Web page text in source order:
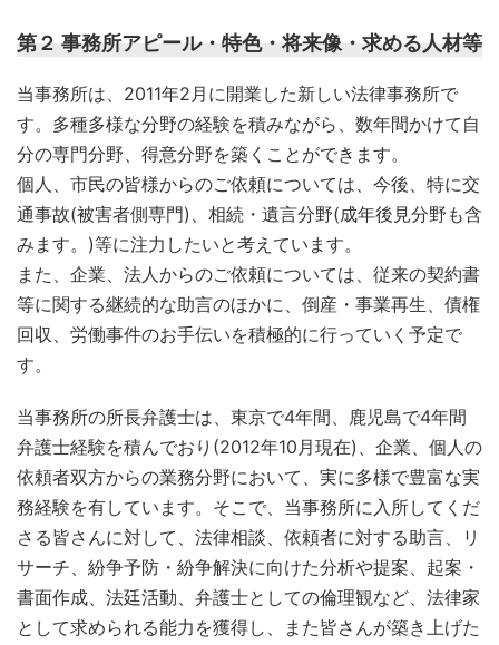
第２ 事務所アピール・特色・将来像・求める人材等
当事務所は、2011年2月に開業した新しい法律事務所で
す。多種多様な分野の経験を積みながら、数年間かけて自
分の専門分野、得意分野を築くことができます。
個人、市民の皆様からのご依頼については、今後、特に交
通事故(被害者側専門)、相続・遺言分野(成年後見分野も含
みます。)等に注力したいと考えています。
また、企業、法人からのご依頼については、従来の契約書
等に関する継続的な助言のほかに、倒産・事業再生、債権
回収、労働事件のお手伝いを積極的に行っていく予定で
す。
当事務所の所長弁護士は、東京で4年間、鹿児島で4年間
弁護士経験を積んでおり(2012年10月現在)、企業、個人の
依頼者双方からの業務分野において、実に多様で豊富な実
務経験を有しています。そこで、当事務所に入所してくだ
さる皆さんに対して、法律相談、依頼者に対する助言、リ
サーチ、紛争予防・紛争解決に向けた分析や提案、起案・
書面作成、法廷活動、弁護士としての倫理観など、法律家
として求められる能力を獲得し、また皆さんが築き上げた